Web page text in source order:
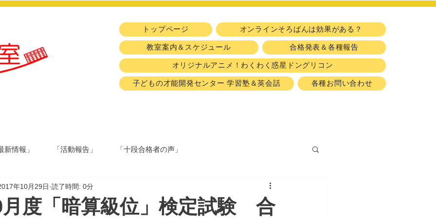
トップページ オンラインそろばんは効果がある？
教室案内＆スケジュール 合格発表＆各種報告
オリジナルアニメ！わくわく惑星ドングリコン
子どもの才能開発センター 学習塾＆英会話 各種お問い合わせ
新情報」 「活動報告」 「十段合格者の声」
月度「暗算級位」検定試験 合
年10月29日 読了時間: 0分